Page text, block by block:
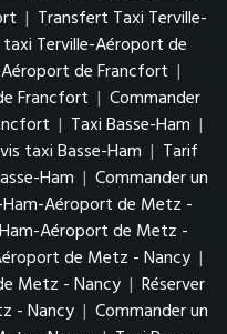
| Transfert Taxi Terville-
taxi Terville-Aéroport de
de Francfort |
Francfort | Commander
| Taxi Basse-Ham |
taxi Basse-Ham | Tarif
Ham | Commander un
Ham-Aéroport de Metz -
Aéroport de Metz -
de Metz - Nancy |
Metz - Nancy | Réserver
- Nancy | Commander un